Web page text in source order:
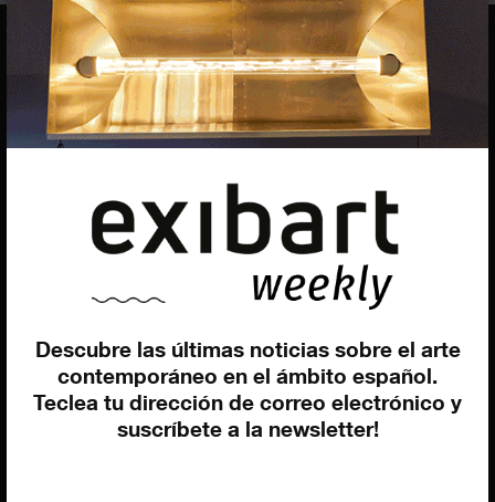
Descubre las últimas noticias sobre el arte
contemporáneo en el ámbito español.
Teclea tu dirección de correo electrónico y
suscríbete a la newsletter!
EQUIPO
Dirección general
Federico Pazzagli
Dirección exibart.es
Administración
Marketing
Francesca Grismondi
Programación y diseño web